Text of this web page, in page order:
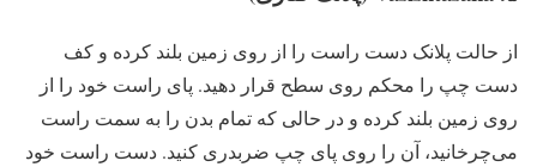
از حالت پلانک دست راست را از روی زمین بلند کرده و کف
دست چپ را محکم روی سطح قرار دهید. پای راست خود را از
روی زمین بلند کرده و در حالی که تمام بدن را به سمت راست
می‌چرخانید، آن را روی پای چپ ضربدری کنید. دست راست خود